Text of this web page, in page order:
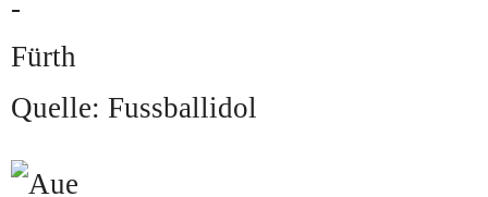
Quelle: Fussballidol